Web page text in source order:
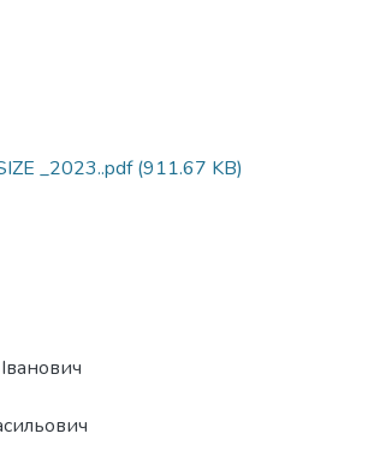
_2023..pdf(911.67 KB)